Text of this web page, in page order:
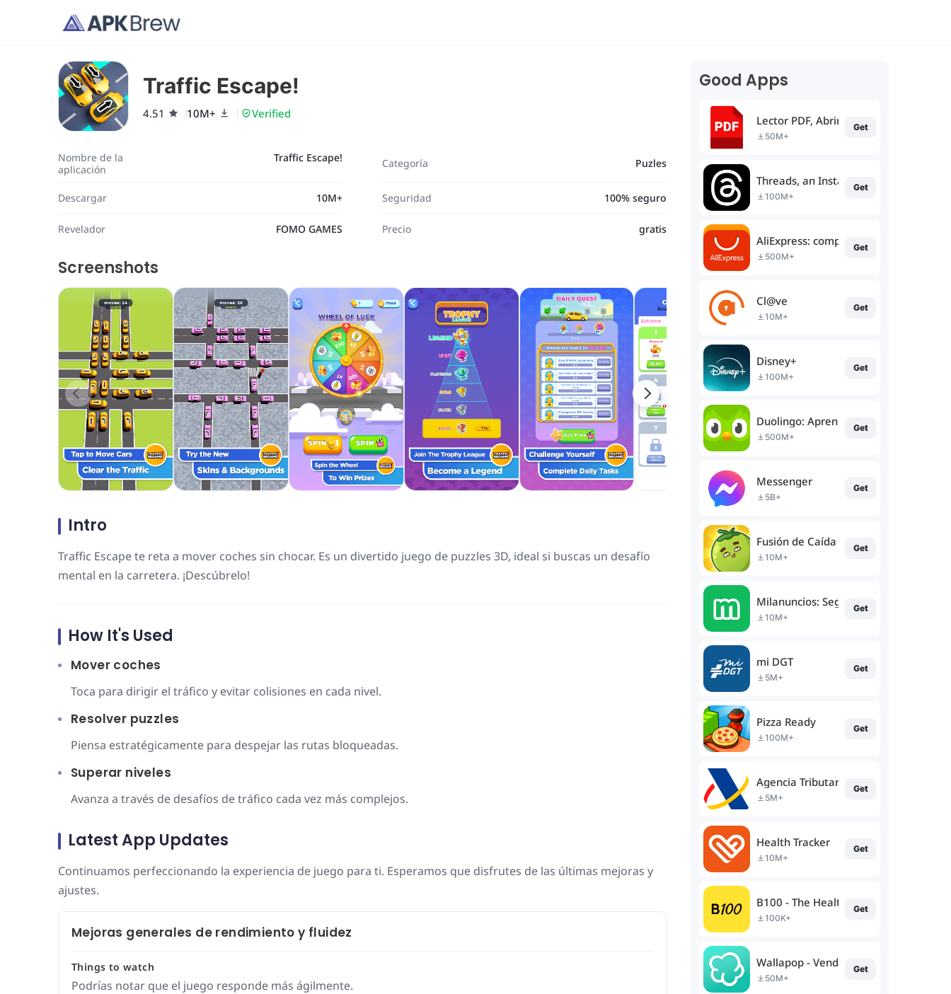
Traffic Escape!
4.51 10M+ Verified
Nombre de la
aplicación
Traffic Escape! Categoría Puzles
Descargar 10M+ Seguridad 100% seguro
Revelador FOMO GAMES Precio gratis
Screenshots
Intro
Traffic Escape te reta a mover coches sin chocar. Es un divertido juego de puzzles 3D, ideal si buscas un desafío
mental en la carretera. ¡Descúbrelo!
How It's Used
Mover coches
Toca para dirigir el tráfico y evitar colisiones en cada nivel.
Resolver puzzles
Piensa estratégicamente para despejar las rutas bloqueadas.
Superar niveles
Avanza a través de desafíos de tráfico cada vez más complejos.
Latest App Updates
Continuamos perfeccionando la experiencia de juego para ti. Esperamos que disfrutes de las últimas mejoras y
ajustes.
Mejoras generales de rendimiento y fluidez
Things to watch
Podrías notar que el juego responde más ágilmente.
Good Apps
Lector PDF, Abrir PDF Archivos
50M+
Get
Threads, an Instagram app
100M+
Get
AliExpress: compras online
500M+
Get
Cl@ve
10M+
Get
Disney+
100M+
Get
Duolingo: Aprende Idiomas
500M+
Get
Messenger
5B+
Get
Fusión de Caída de Frutas
10M+
Get
Milanuncios: Segunda mano
10M+
Get
mi DGT
5M+
Get
Pizza Ready
100M+
Get
Agencia Tributaria
5M+
Get
Health Tracker
10M+
Get
B100 - The Healthy Banking
100K+
Get
Wallapop - Vende y compra
50M+
Get